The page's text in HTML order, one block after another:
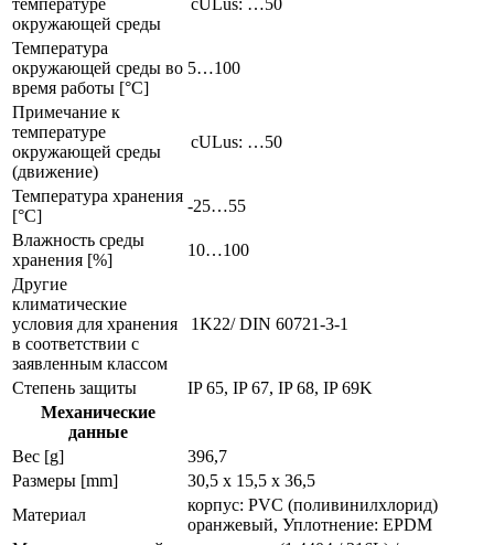
окружающей среды
Температура
окружающей среды во
время работы [°C]
5…100
Примечание к
температуре
окружающей среды
(движение)
cULus: …50
Температура хранения
[°C]
-25…55
Влажность среды
хранения [%]
10…100
Другие
климатические
условия для хранения
в соответствии с
заявленным классом
1K22/ DIN 60721-3-1
Степень защиты
IP 65, IP 67, IP 68, IP 69K
Механические
данные
Вес [g]
396,7
Размеры [mm]
30,5 x 15,5 x 36,5
Материал
корпус: PVC (поливинилхлорид)
оранжевый, Уплотнение: EPDM